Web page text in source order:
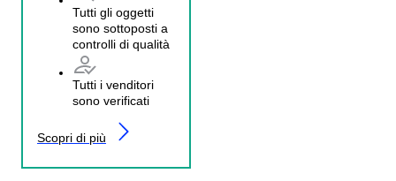
Tutti gli oggetti
sono sottoposti a
controlli di qualità
Tutti i venditori
sono verificati
Scopri di più